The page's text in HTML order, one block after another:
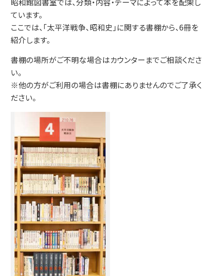
ています。
ここでは、「太平洋戦争、昭和史」に関する書棚から、6冊を
紹介します。
書棚の場所がご不明な場合はカウンターまでご相談くださ
い。
※他の方がご利用の場合は書棚にありませんのでご了承く
ださい。